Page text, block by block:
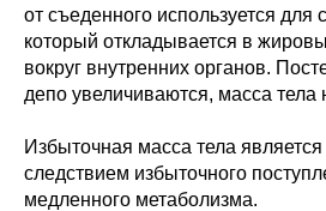
от съеденного используется для
который откладывается в
вокруг внутренних органов.
депо увеличиваются, масса тела
Избыточная масса тела
следствием избыточного
медленного метаболизма.